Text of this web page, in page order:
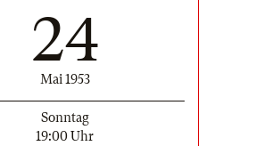
24
Mai 1953
Sonntag
19:00 Uhr